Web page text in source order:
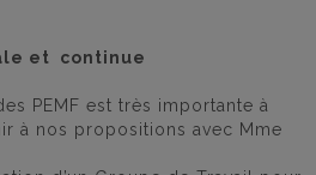
et continue
PEMF est très importante à
à nos propositions avec Mme